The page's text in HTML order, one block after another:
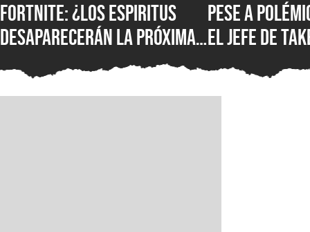
Fortnite: ¿los espiritus
desaparecerán la próxima
temporada? Epic Games
confirmó su futuro y hay
Pese a
el jefe de
asegura
IA como